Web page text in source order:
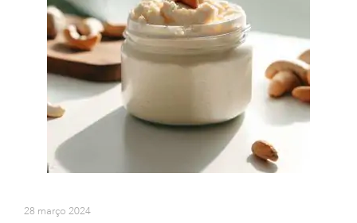
28 março 2024